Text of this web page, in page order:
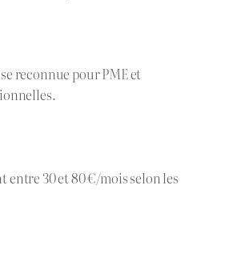
reconnue pour PME et
entre 30 et 80 €/mois selon les